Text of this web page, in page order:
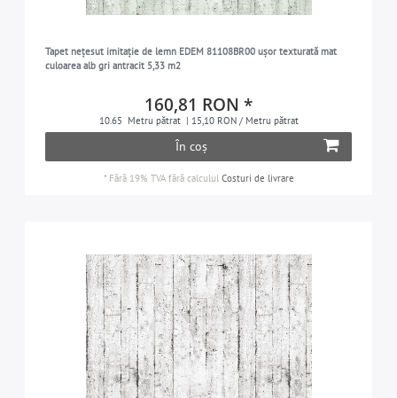
Tapet nețesut imitație de lemn EDEM 81108BR00 ușor texturată mat
culoarea alb gri antracit 5,33 m2
160,81 RON *
10.65 Metru pătrat | 15,10 RON / Metru pătrat
În coș
* Fără 19% TVAfără calculul Costuri de livrare